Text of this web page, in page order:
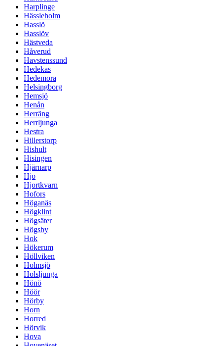
Harplinge
Hässleholm
Hasslö
Hasslöv
Hästveda
Håverud
Havstenssund
Hedekas
Hedemora
Helsingborg
Hemsjö
Henån
Herräng
Herrljunga
Hestra
Hillerstorp
Hishult
Hisingen
Hjärnarp
Hjo
Hjortkvarn
Hofors
Höganäs
Högklint
Högsäter
Högsby
Hok
Hökerum
Höllviken
Holmsjö
Holsljunga
Hönö
Höör
Hörby
Horn
Horred
Hörvik
Hova